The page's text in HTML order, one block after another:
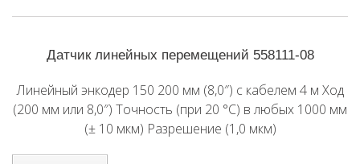
Датчик линейных перемещений 558111-08
Линейный энкодер 150 200 мм (8,0″) с кабелем 4 м Ход
(200 мм или 8,0″) Точность (при 20 °C) в любых 1000 мм
(± 10 мкм) Разрешение (1,0 мкм)